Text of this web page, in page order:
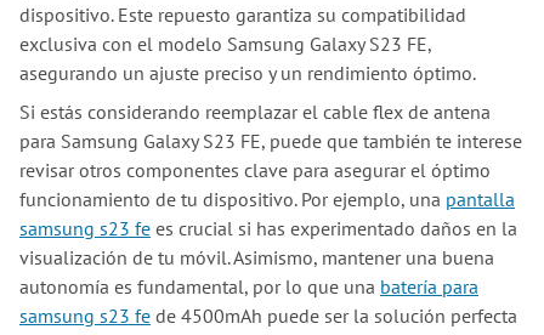
dispositivo. Este repuesto garantiza su compatibilidad
exclusiva con el modelo Samsung Galaxy S23 FE,
asegurando un ajuste preciso y un rendimiento óptimo.
Si estás considerando reemplazar el cable flex de antena
para Samsung Galaxy S23 FE, puede que también te interese
revisar otros componentes clave para asegurar el óptimo
funcionamiento de tu dispositivo. Por ejemplo, una pantalla
samsung s23 fe es crucial si has experimentado daños en la
visualización de tu móvil. Asimismo, mantener una buena
autonomía es fundamental, por lo que una batería para
samsung s23 fe de 4500mAh puede ser la solución perfecta